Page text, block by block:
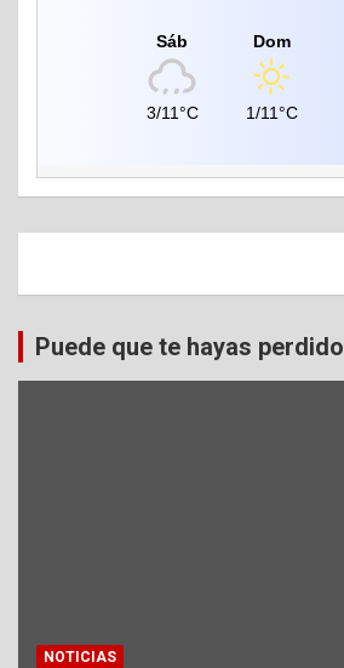
Sáb
3/11°C
Dom
1/11°C
Puede que te hayas perdido
NOTICIAS